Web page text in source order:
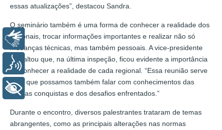
essas atualizações”, destacou Sandra.
O seminário também é uma forma de conhecer a realidade dos
regionais, trocar informações importantes e realizar não só
mudanças técnicas, mas também pessoais. A vice-presidente
ressaltou que, na última inspeção, ficou evidente a importância
de conhecer a realidade de cada regional. “Essa reunião serve
para que possamos também falar com conhecimentos das
nossas conquistas e dos desafios enfrentados.”
Durante o encontro, diversos palestrantes trataram de temas
abrangentes, como as principais alterações nas normas
Libras
Voz
+ Acessibilidade